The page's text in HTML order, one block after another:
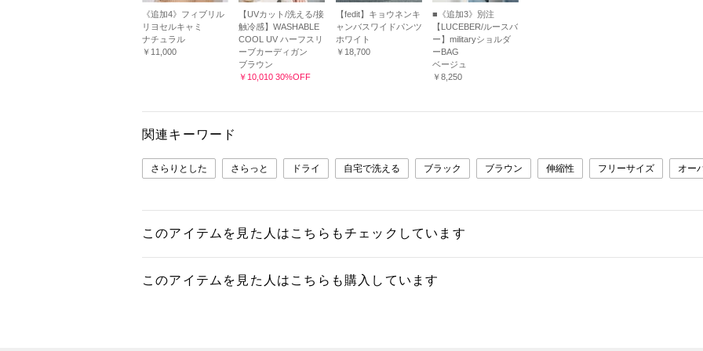
《追加4》フィブリル
リヨセルキャミ
ナチュラル
￥11,000
【UVカット/洗える/接
触冷感】WASHABLE
COOL UV ハーフスリ
ーブカーディガン
ブラウン
￥10,010 30%OFF
【fedit】キョウネンキ
ャンバスワイドパンツ
ホワイト
￥18,700
■《追加3》別注
【LUCEBER/ルースバ
ー】militaryショルダ
ーBAG
ベージュ
￥8,250
関連キーワード
さらりとした さらっと ドライ 自宅で洗える ブラック ブラウン 伸縮性 フリーサイズ オー
このアイテムを見た人はこちらもチェックしています
このアイテムを見た人はこちらも購入しています